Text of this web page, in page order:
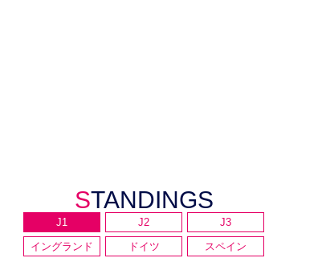
STANDINGS
J1 J2
J3
イングランド
ドイツ
スペイン